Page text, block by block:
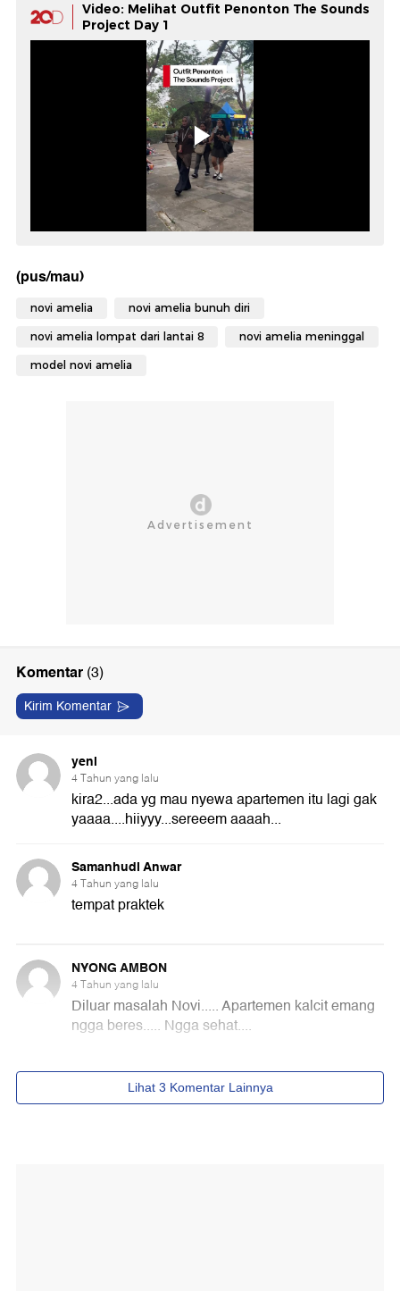
Video: Melihat Outfit Penonton The Sounds
Project Day 1
(pus/mau)
novi amelia novi amelia bunuh diri
novi amelia lompat dari lantai 8 novi amelia meninggal
model novi amelia